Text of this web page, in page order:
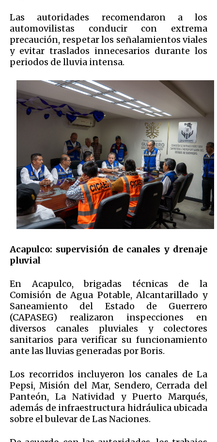
Las autoridades recomendaron a los
automovilistas conducir con extrema
precaución, respetar los señalamientos viales
y evitar traslados innecesarios durante los
periodos de lluvia intensa.
Acapulco: supervisión de canales y drenaje
pluvial
En Acapulco, brigadas técnicas de la
Comisión de Agua Potable, Alcantarillado y
Saneamiento del Estado de Guerrero
(CAPASEG) realizaron inspecciones en
diversos canales pluviales y colectores
sanitarios para verificar su funcionamiento
ante las lluvias generadas por Boris.
Los recorridos incluyeron los canales de La
Pepsi, Misión del Mar, Sendero, Cerrada del
Panteón, La Natividad y Puerto Marqués,
además de infraestructura hidráulica ubicada
sobre el bulevar de Las Naciones.